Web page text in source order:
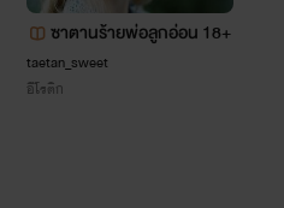
นี้งัยถึงได้หวงอ่ะ""เค้ารู้ว่ารักเราผิดแต่มัน
งเราสองคนนะ" -ภีมศรัณย์-"พอไม่หึงก็บ่น
ก็ว่าอะไรของตัวนี่""เป็นแบบนี้คือแบบไหน
หวงทุกทีอ่ะ""ก็เพราะว่าเป็นเรื่องของเราสอ
ซาตานร้ายพ่อลูกอ่อน 18+
taetan_sweet
อีโรติก